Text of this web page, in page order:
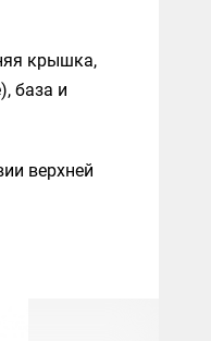
крышка,
база и
верхней